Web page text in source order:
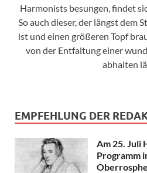
Harmonists besungen, findet
So auch dieser, der längst dem
ist und einen größeren Topf
von der Entfaltung einer
abhalten
EMPFEHLUNG DER
Am 25. Juli
Programm
Oberrosphe